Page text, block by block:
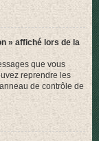
» affiché lors de la
que vous
reprendre les
de contrôle de